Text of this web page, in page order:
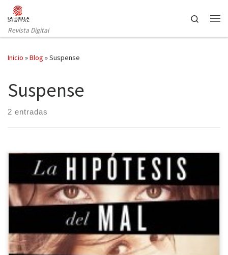
Saltar al contenido
Revista Digital
Search
Inicio »Blog »Suspense
Suspense
2 entradas
La hipótesis del mal ha sido considerada una obra magistral e
innovadora en el género policíaco/negro. Asesinos en serie,
preguntas sin respuesta, crímenes aún por resolver: todo esto y
mucho más conforma la última novela de Donato Carrisi. La agente
Mila Vázquez deberá dar solución a todas esas cuestiones que se
[…]